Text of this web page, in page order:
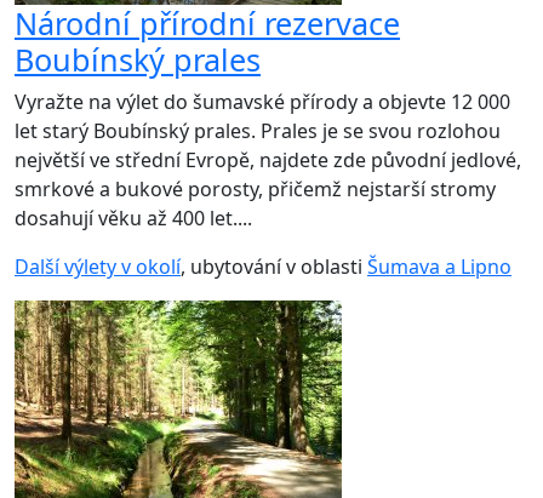
Národní přírodní rezervace
Boubínský prales
Vyražte na výlet do šumavské přírody a objevte 12 000
let starý Boubínský prales. Prales je se svou rozlohou
největší ve střední Evropě, najdete zde původní jedlové,
smrkové a bukové porosty, přičemž nejstarší stromy
dosahují věku až 400 let....
Další výlety v okolí, ubytování v oblasti Šumava a Lipno